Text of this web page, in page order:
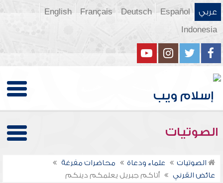
عربي Español
Deutsch
Français
English
Indonesia
الصوتيات
الصوتيات علماء ودعاة
محاضرات مفرغة
عائض القرني
أتاكم جبريل يعلمكم دينكم